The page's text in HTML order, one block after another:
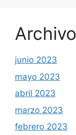
Archivo
junio 2023
mayo 2023
abril 2023
marzo 2023
febrero 2023